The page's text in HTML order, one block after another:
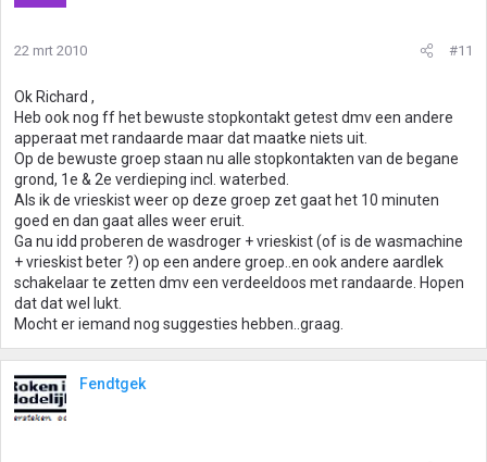
22 mrt 2010 #11
Ok Richard ,
Heb ook nog ff het bewuste stopkontakt getest dmv een andere
apperaat met randaarde maar dat maatke niets uit.
Op de bewuste groep staan nu alle stopkontakten van de begane
grond, 1e & 2e verdieping incl. waterbed.
Als ik de vrieskist weer op deze groep zet gaat het 10 minuten
goed en dan gaat alles weer eruit.
Ga nu idd proberen de wasdroger + vrieskist (of is de wasmachine
+ vrieskist beter ?) op een andere groep..en ook andere aardlek
schakelaar te zetten dmv een verdeeldoos met randaarde. Hopen
dat dat wel lukt.
Mocht er iemand nog suggesties hebben..graag.
Fendtgek